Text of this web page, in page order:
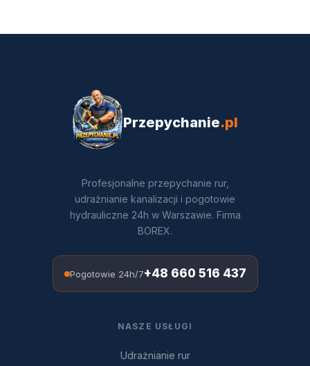
Przepychanie.pl
Profesjonalne przepychanie rur,
udrażnianie kanalizacji i pogotowie
hydrauliczne 24h w Warszawie. Firma
BOREX.
Pogotowie 24h/7+48 660 516 437
NASZE USŁUGI
Udrażnianie rur